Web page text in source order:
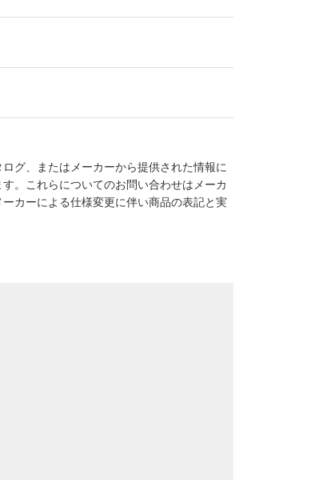
グ、またはメーカーから提供された情報に
。これらについてのお問い合わせはメーカ
カーによる仕様変更に伴い商品の表記と実